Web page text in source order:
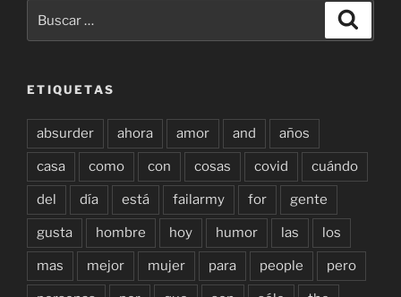
por:
ETIQUETAS
absurder ahora amor and años
casa como con cosas covid cuándo
del día está failarmy for gente
gusta hombre hoy humor las los
mas mejor mujer para people pero